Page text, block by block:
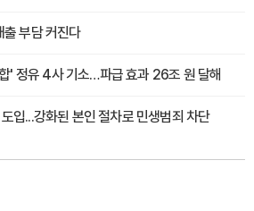
출 부담 커진다
' 정유 4사 기소…파급 효과 26조 원 달해
입...강화된 본인 절차로 민생범죄 차단